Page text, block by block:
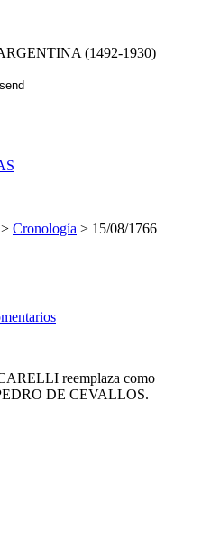
(1492-1930)
> Cronología > 15/08/1766
reemplaza como
DE CEVALLOS.